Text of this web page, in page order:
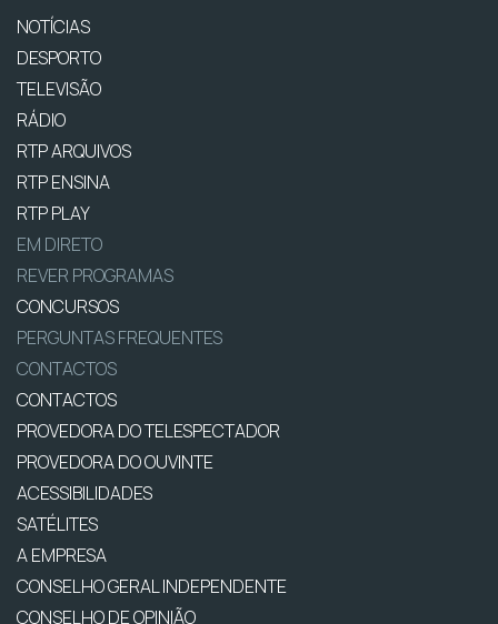
NOTÍCIAS
DESPORTO
TELEVISÃO
RÁDIO
RTP ARQUIVOS
RTP ENSINA
RTP PLAY
EM DIRETO
REVER PROGRAMAS
CONCURSOS
PERGUNTAS FREQUENTES
CONTACTOS
CONTACTOS
PROVEDORA DO TELESPECTADOR
PROVEDORA DO OUVINTE
ACESSIBILIDADES
SATÉLITES
A EMPRESA
CONSELHO GERAL INDEPENDENTE
CONSELHO DE OPINIÃO